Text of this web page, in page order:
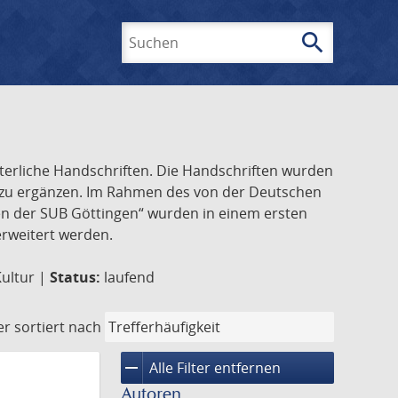
search
Handschriften. Die Handschriften wurden
ergänzen. Im Rahmen des von der Deutschen
SUB Göttingen“ wurden in einem ersten
werden.
| Status: laufend
sortiert nach
remove Alle Filter entfernen